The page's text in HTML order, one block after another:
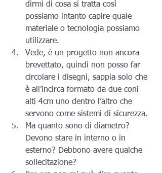
dirmi di cosa si tratta così
possiamo intanto capire quale
materiale o tecnologia possiamo
utilizzare.
Vede, è un progetto non ancora
brevettato, quindi non posso far
circolare i disegni, sappia solo che
è all’incirca formato da due coni
alti 4cm uno dentro l’altro che
servono come sistemi di sicurezza.
Ma quanto sono di diametro?
Devono stare in interno o in
esterno? Debbono avere qualche
sollecitazione?